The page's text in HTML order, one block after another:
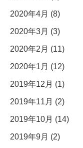
2020年4月 (8)
2020年3月 (3)
2020年2月 (11)
2020年1月 (12)
2019年12月 (1)
2019年11月 (2)
2019年10月 (14)
2019年9月 (2)